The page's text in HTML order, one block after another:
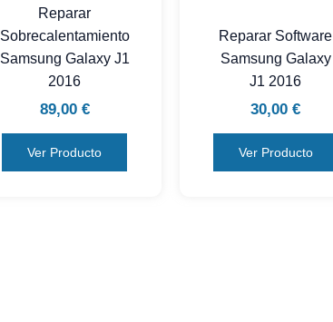
Reparar
Sobrecalentamiento
Samsung Galaxy J1
2016
89,00 €
Ver Producto
Reparar Software
Samsung Galaxy
J1 2016
30,00€
Ver Producto